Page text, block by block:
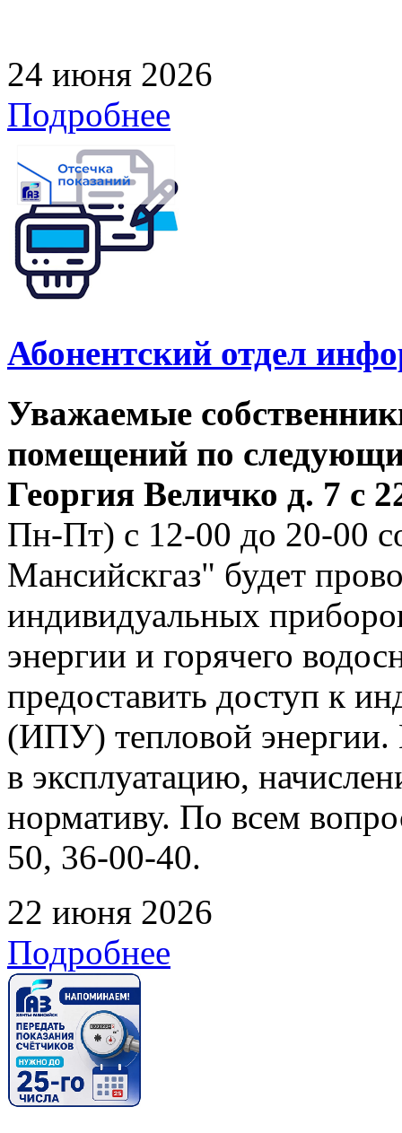
24 июня 2026
Подробнее
Абонентский отдел
Уважаемые
помещений по
Георгия Величко д. 7 с
Пн-Пт) с 12-00 до 20-00
Мансийскгаз" будет
индивидуальных
энергии и горячего
предоставить доступ к
(ИПУ) тепловой энергии.
в эксплуатацию,
нормативу. По всем
50, 36-00-40.
22 июня 2026
Подробнее